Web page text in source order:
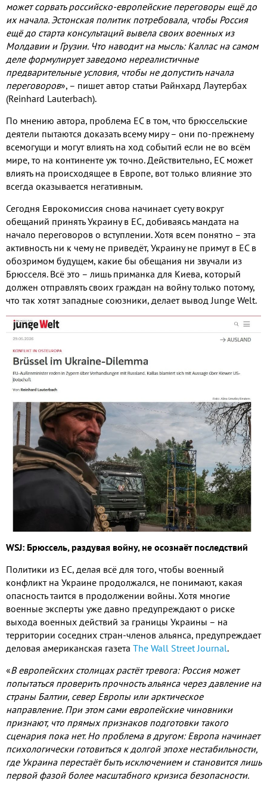
может сорвать российско-европейские переговоры ещё до
их начала. Эстонская политик потребовала, чтобы Россия
ещё до старта консультаций вывела своих военных из
Молдавии и Грузии. Что наводит на мысль: Каллас на самом
деле формулирует заведомо нереалистичные
предварительные условия, чтобы не допустить начала
переговоров», – пишет автор статьи Райнхард Лаутербах
(Reinhard Lauterbach).
По мнению автора, проблема ЕС в том, что брюссельские
деятели пытаются доказать всему миру – они по-прежнему
всемогущи и могут влиять на ход событий если не во всём
мире, то на континенте уж точно. Действительно, ЕС может
влиять на происходящее в Европе, вот только влияние это
всегда оказывается негативным.
Сегодня Еврокомиссия снова начинает суету вокруг
обещаний принять Украину в ЕС, добиваясь мандата на
начало переговоров о вступлении. Хотя всем понятно – эта
активность ни к чему не приведёт, Украину не примут в ЕС в
обозримом будущем, какие бы обещания ни звучали из
Брюсселя. Всё это – лишь приманка для Киева, который
должен отправлять своих граждан на войну только потому,
что так хотят западные союзники, делает вывод Junge Welt.
WSJ: Брюссель, раздувая войну, не осознаёт последствий
Политики из ЕС, делая всё для того, чтобы военный
конфликт на Украине продолжался, не понимают, какая
опасность таится в продолжении войны. Хотя многие
военные эксперты уже давно предупреждают о риске
выхода военных действий за границы Украины – на
территории соседних стран-членов альянса, предупреждает
деловая американская газета The Wall Street Journal.
«В европейских столицах растёт тревога: Россия может
попытаться проверить прочность альянса через давление на
страны Балтии, север Европы или арктическое
направление. При этом сами европейские чиновники
признают, что прямых признаков подготовки такого
сценария пока нет. Но проблема в другом: Европа начинает
психологически готовиться к долгой эпохе нестабильности,
где Украина перестаёт быть исключением и становится лишь
первой фазой более масштабного кризиса безопасности.